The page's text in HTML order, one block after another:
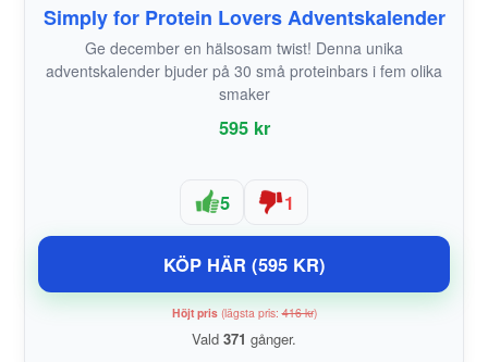
Simply for Protein Lovers Adventskalender
Ge december en hälsosam twist! Denna unika
adventskalender bjuder på 30 små proteinbars i fem olika
smaker
595 kr
5 1
KÖP HÄR (595 KR)
Höjt pris(lägsta pris:416 kr)
Vald 371 gånger.